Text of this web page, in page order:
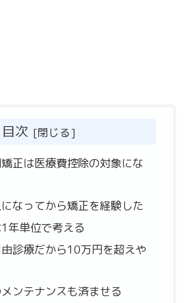
目次
正は医療費控除の対象にな
なってから矯正を経験した
年単位で考える
診療だから10万円を超えや
ンテナンスも済ませる